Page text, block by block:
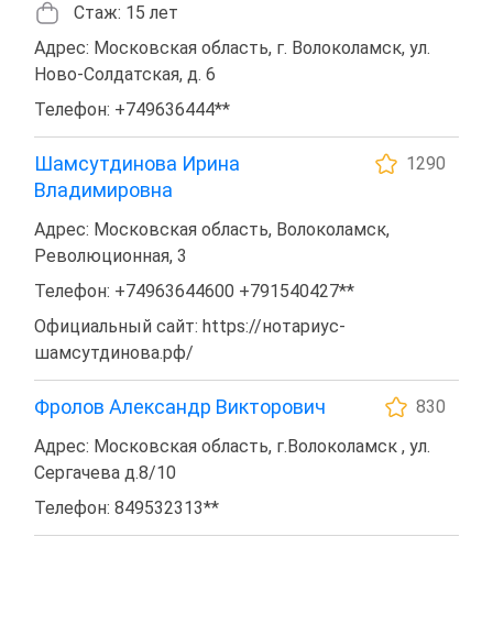
Стаж: 15 лет
Адрес: Московская область, г. Волоколамск, ул.
Ново-Солдатская, д. 6
Телефон: +749636444**
Шамсутдинова Ирина
Владимировна
1290
Адрес: Московская область, Волоколамск,
Революционная, 3
Телефон: +74963644600 +791540427**
Официальный сайт: https://нотариус-
шамсутдинова.рф/
Фролов Александр Викторович
830
Адрес: Московская область, г.Волоколамск , ул.
Сергачева д.8/10
Телефон: 849532313**